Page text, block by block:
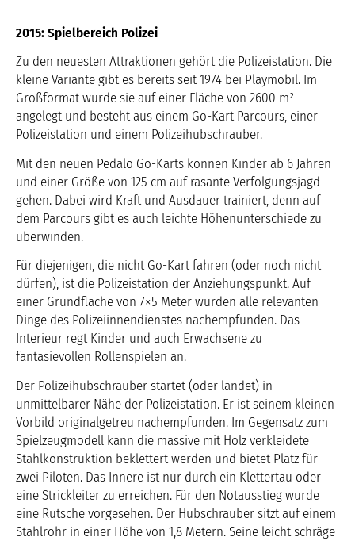
2015: Spielbereich Polizei
Zu den neuesten Attraktionen gehört die Polizeistation. Die
kleine Variante gibt es bereits seit 1974 bei Playmobil. Im
Großformat wurde sie auf einer Fläche von 2600 m²
angelegt und besteht aus einem Go-Kart Parcours, einer
Polizeistation und einem Polizeihubschrauber.
Mit den neuen Pedalo Go-Karts können Kinder ab 6 Jahren
und einer Größe von 125 cm auf rasante Verfolgungsjagd
gehen. Dabei wird Kraft und Ausdauer trainiert, denn auf
dem Parcours gibt es auch leichte Höhenunterschiede zu
überwinden.
Für diejenigen, die nicht Go-Kart fahren (oder noch nicht
dürfen), ist die Polizeistation der Anziehungspunkt. Auf
einer Grundfläche von 7×5 Meter wurden alle relevanten
Dinge des Polizeiinnendienstes nachempfunden. Das
Interieur regt Kinder und auch Erwachsene zu
fantasievollen Rollenspielen an.
Der Polizeihubschrauber startet (oder landet) in
unmittelbarer Nähe der Polizeistation. Er ist seinem kleinen
Vorbild originalgetreu nachempfunden. Im Gegensatz zum
Spielzeugmodell kann die massive mit Holz verkleidete
Stahlkonstruktion beklettert werden und bietet Platz für
zwei Piloten. Das Innere ist nur durch ein Klettertau oder
eine Strickleiter zu erreichen. Für den Notausstieg wurde
eine Rutsche vorgesehen. Der Hubschrauber sitzt auf einem
Stahlrohr in einer Höhe von 1,8 Metern. Seine leicht schräge